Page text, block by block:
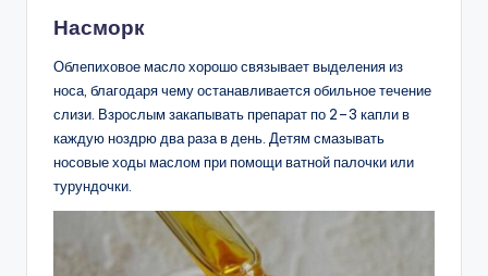
Насморк
Облепиховое масло хорошо связывает выделения из
носа, благодаря чему останавливается обильное течение
слизи. Взрослым закапывать препарат по 2–3 капли в
каждую ноздрю два раза в день. Детям смазывать
носовые ходы маслом при помощи ватной палочки или
турундочки.